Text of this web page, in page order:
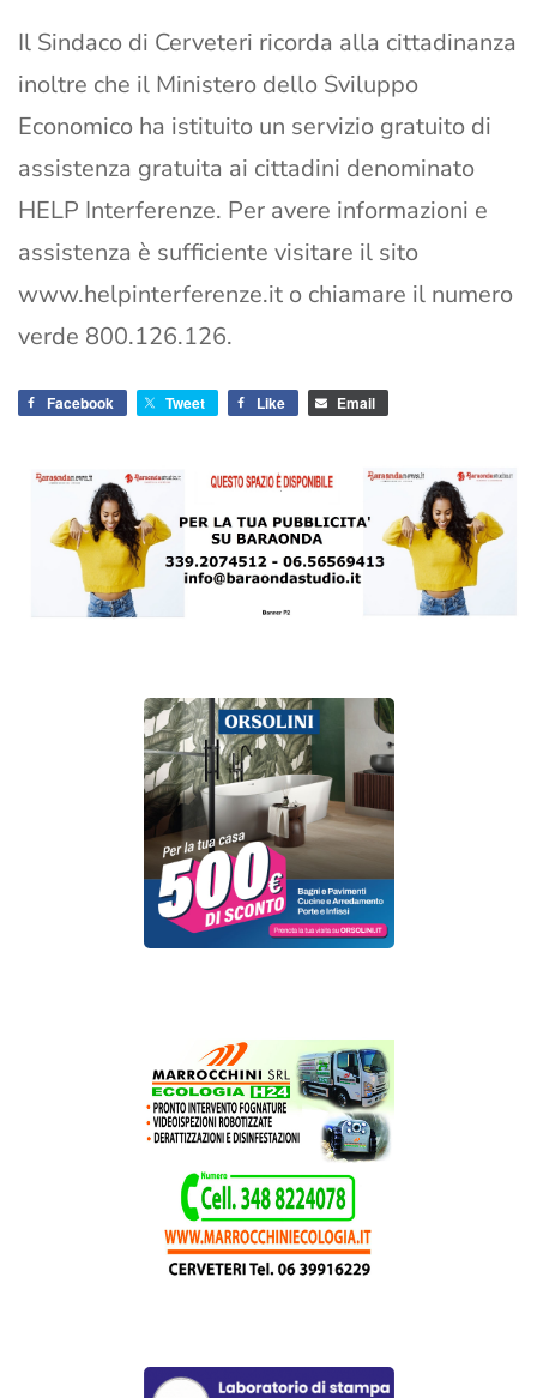
Il Sindaco di Cerveteri ricorda alla cittadinanza
inoltre che il Ministero dello Sviluppo
Economico ha istituito un servizio gratuito di
assistenza gratuita ai cittadini denominato
HELP Interferenze. Per avere informazioni e
assistenza è sufficiente visitare il sito
www.helpinterferenze.it o chiamare il numero
verde 800.126.126.
Facebook Tweet Like Email